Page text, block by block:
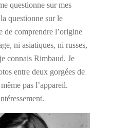
questionne sur mes
questionne sur le
de comprendre l’origine
ni asiatiques, ni russes,
connais Rimbaud. Je
entre deux gorgées de
pas l’appareil.